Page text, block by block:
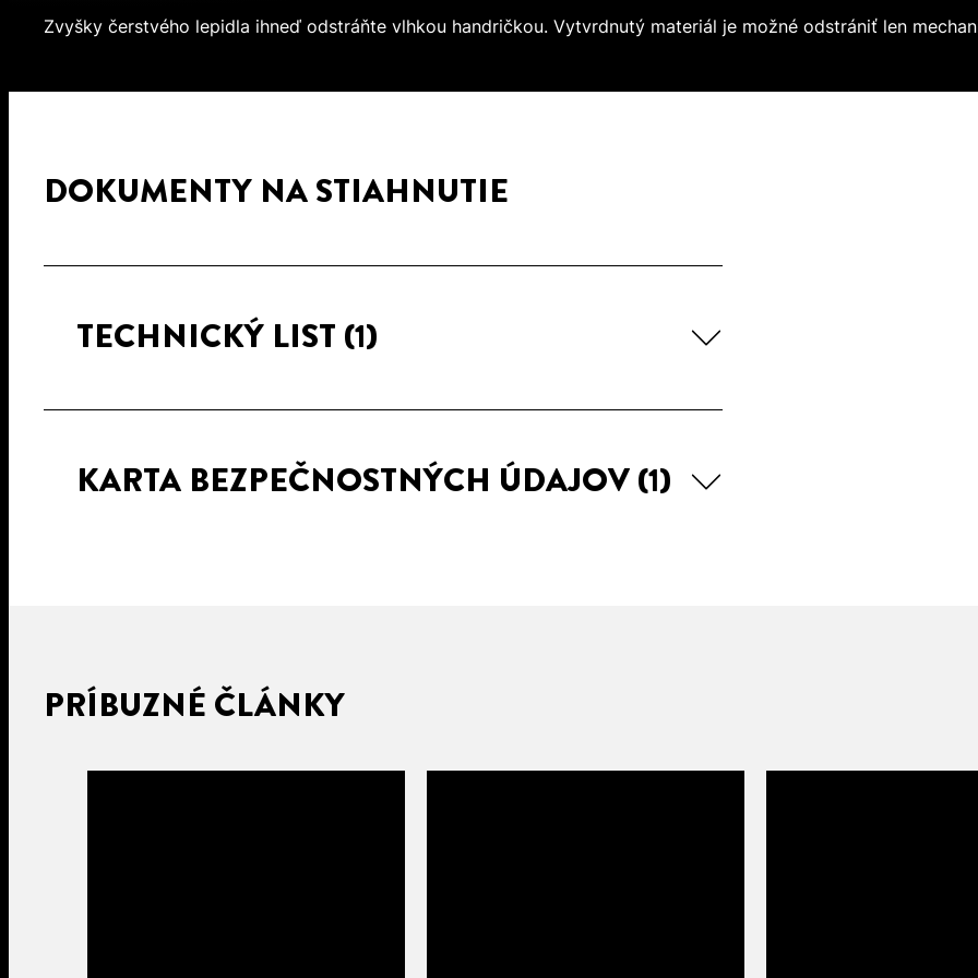
Zvyšky čerstvého lepidla ihneď odstráňte vlhkou handričkou. Vytvrdnutý materiál je možné odstrániť len
DOKUMENTY NA STIAHNUTIE
TECHNICKÝ LIST (1)
KARTA BEZPEČNOSTNÝCH ÚDAJOV(1)
PRÍBUZNÉ ČLÁNKY